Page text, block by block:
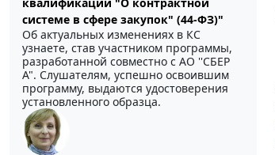
системе в сфере закупок" (44-ФЗ)"
Об актуальных изменениях в КС
узнаете, став участником программы,
разработанной совместно с АО ''СБЕР
А". Слушателям, успешно освоившим
программу, выдаются удостоверения
установленного образца.